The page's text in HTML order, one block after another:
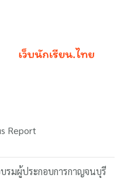
Report
รมผู้ประกอบการกาญจนบุรี